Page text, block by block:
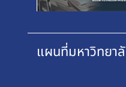
แผนที่มหาวิทยา